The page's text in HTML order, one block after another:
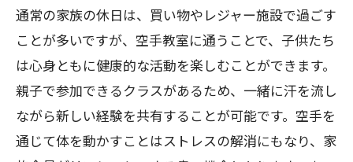
通常の家族の休日は、買い物やレジャー施設で過ごす
ことが多いですが、空手教室に通うことで、子供たち
は心身ともに健康的な活動を楽しむことができます。
親子で参加できるクラスがあるため、一緒に汗を流し
ながら新しい経験を共有することが可能です。空手を
通じて体を動かすことはストレスの解消にもなり、家